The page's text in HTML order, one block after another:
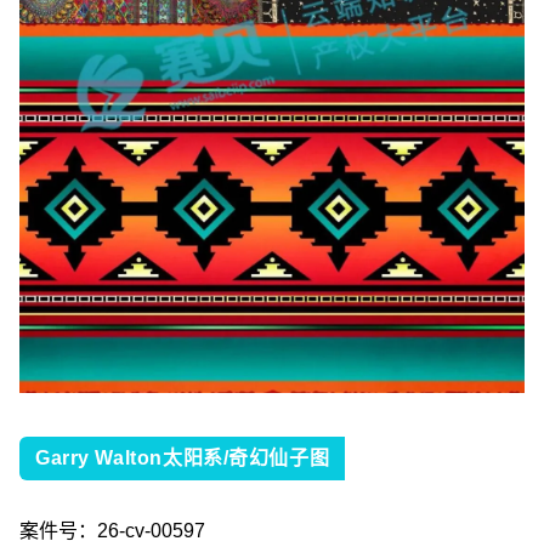
Garry Walton太阳系/奇幻仙子图
案件号： 26-cv-00597